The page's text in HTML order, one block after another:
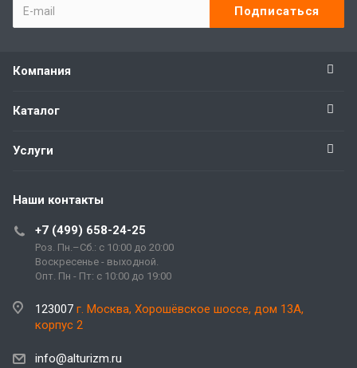
Компания
Каталог
Услуги
Наши контакты
+7 (499) 658-24-25
Роз. Пн.–Сб.: с 10:00 до 20:00
Воскресенье - выходной.
Опт. Пн - Пт: с 10:00 до 19:00
123007 г. Москва, Хорошёвское шоссе, дом 13А,
корпус 2
info@alturizm.ru